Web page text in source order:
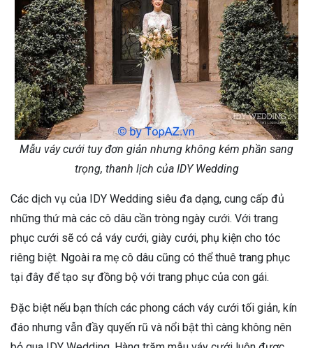
Mẫu váy cưới tuy đơn giản nhưng không kém phần sang
trọng, thanh lịch của IDY Wedding
Các dịch vụ của IDY Wedding siêu đa dạng, cung cấp đủ
những thứ mà các cô dâu cần tròng ngày cưới. Với trang
phục cưới sẽ có cả váy cưới, giày cưới, phụ kiện cho tóc
riêng biệt. Ngoài ra mẹ cô dâu cũng có thể thuê trang phục
tại đây để tạo sự đồng bộ với trang phục của con gái.
Đặc biệt nếu bạn thích các phong cách váy cưới tối giản, kín
đáo nhưng vẫn đầy quyến rũ và nổi bật thì càng không nên